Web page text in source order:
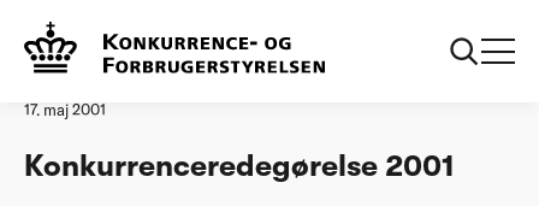
Forside
17. maj 2001
Konkurrenceredegørelse 2001